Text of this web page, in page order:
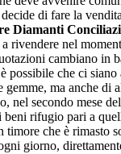
di fare la
Diamanti
a rivendere nel
cambiano in
possibile che ci siano
gemme, ma anche di
nel secondo mese
beni rifugio pari a
che è rimasto
giorno,